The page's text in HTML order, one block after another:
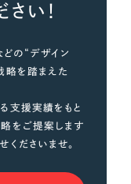
い！
どの“デザイン
略を踏まえた
支援実績をもと
略をご提案します
ださいませ。